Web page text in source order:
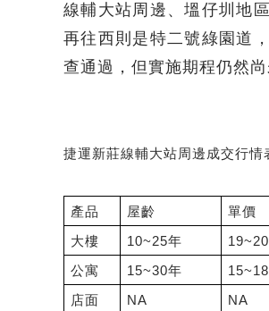
線輔大站周邊、塭仔圳地
再往西則是特二號綠園道
查通過，但實施期程仍然尚
捷運新莊線輔大站周邊成交行情
產品 屋齡 單價
大樓
10~25年
公寓
15~30年
店面
NA NA